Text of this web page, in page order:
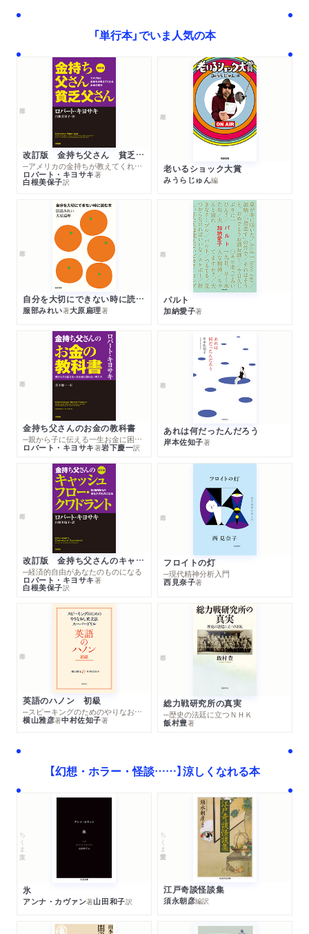
２ 崩壊する財政規律、よわりゆく予算統制
中央銀行への依存／高橋財政と現代の決定的なちがい／防衛費
とインフレ対策／普遍主義の広がりをどのように評価するか／
「一〇三万円の壁」から本当の問いを透視する
３ あとずさりする財政民主主義
予備費を使いきり、穴うめする／見えない債務、見えない基金
／やせおとろえていく「自治」／ＭＭＴが見落としているもの／
誤解される財政民主主義
４ 混迷をふかめる政治と社会
「野党共闘」が意味するもの／〈小さな権威主義〉の登場／内閣人
をさがしつづける努力／問題の複合性と私たちの態度決定
終章 エクストリーミズムをのりこえる
「ファシズム前夜」からみた日本のいま／負の均衡としての〈ぼ
んやりとした不安〉／参加からつぶやきへ／広がるエクストリー
ミズム／ポピュリズムとエクストリーミズムの結合／自由と民
主主義を調和させる／財政の危機、社会の危機／互酬と再分配
からなる財政／なぜ税金は重要なのか／ライフセキュリティを
なぜ提唱したのか／高橋是清の復活か、社会を成長させる公共
性の再生か
日本経済新聞「この一冊」で紹介されました。（評者：根井
雅弘さん）「財政の暴走、防ぐ唯一の方法」
2025/10/09
QJWeb「割れた窓のむこうに（折田侑駿）」に著者インタビ
ューが掲載されました。「『令和ファシズム論』という窓か
ら見る“現状肯定”と日本人ファースト」
新聞2025/10/04
は自己責任 政治的意思」※以降、京都新聞ほか各地方紙に掲載
2025/10/02
「週刊新潮」10月9日号「15行本棚」で紹介されました。
2025/09/15
公明新聞で紹介されました。（評者：結城康博さん）「公正
2025/09/05
「週刊エコノミスト」9月16日号に著者インタビューが掲載
されました。「ファシズム前夜と現代に共通項 財政拡張
新聞2025/09/02
聖教新聞で紹介されました。「財政切り口に「極端主義」に抗す
「単行本」でいま人気の本
改訂版 金持ち父さん 貧乏父さん
─アメリカの金持ちが教えてくれるお金の哲学
ロバート・キヨサキ著
白根美保子訳
老いるショック大賞
みうらじゅん編
自分を大切にできない時に読む本
服部みれい著大原扁理著
パルト
加納愛子著
金持ち父さんのお金の教科書
─親から子に伝える一生お金に困らない考え方
ロバート・キヨサキ著岩下慶一訳
あれは何だったんだろう
岸本佐知子著
改訂版 金持ち父さんのキャッシュフロー・クワドラント
─経済的自由があなたのものになる
ロバート・キヨサキ著
白根美保子訳
フロイトの灯
─現代精神分析入門
西見奈子著
英語のハノン 初級
─スピーキングのためのやりなおし英文法スーパードリル
横山雅彦著中村佐知子著
総力戦研究所の真実
─歴史の法廷に立つＮＨＫ
飯村豊著
【幻想・ホラー・怪談……】涼しくなれる本
ちくま文庫
氷
アンナ・カヴァン著山田和子訳
ちくま学芸文庫
江戸奇談怪談集
須永朝彦編訳